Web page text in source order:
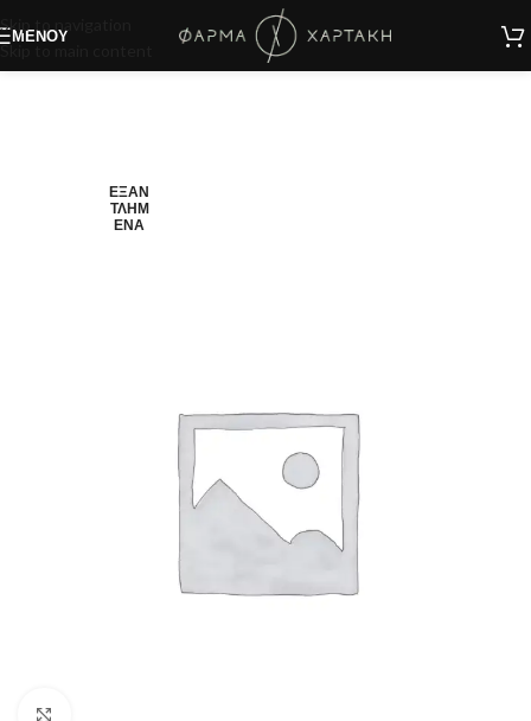
Skip to navigation
Skip to main content
ΜΕΝΟΎ
ΕΞΑΝ
ΤΛΗΜ
ΈΝΑ